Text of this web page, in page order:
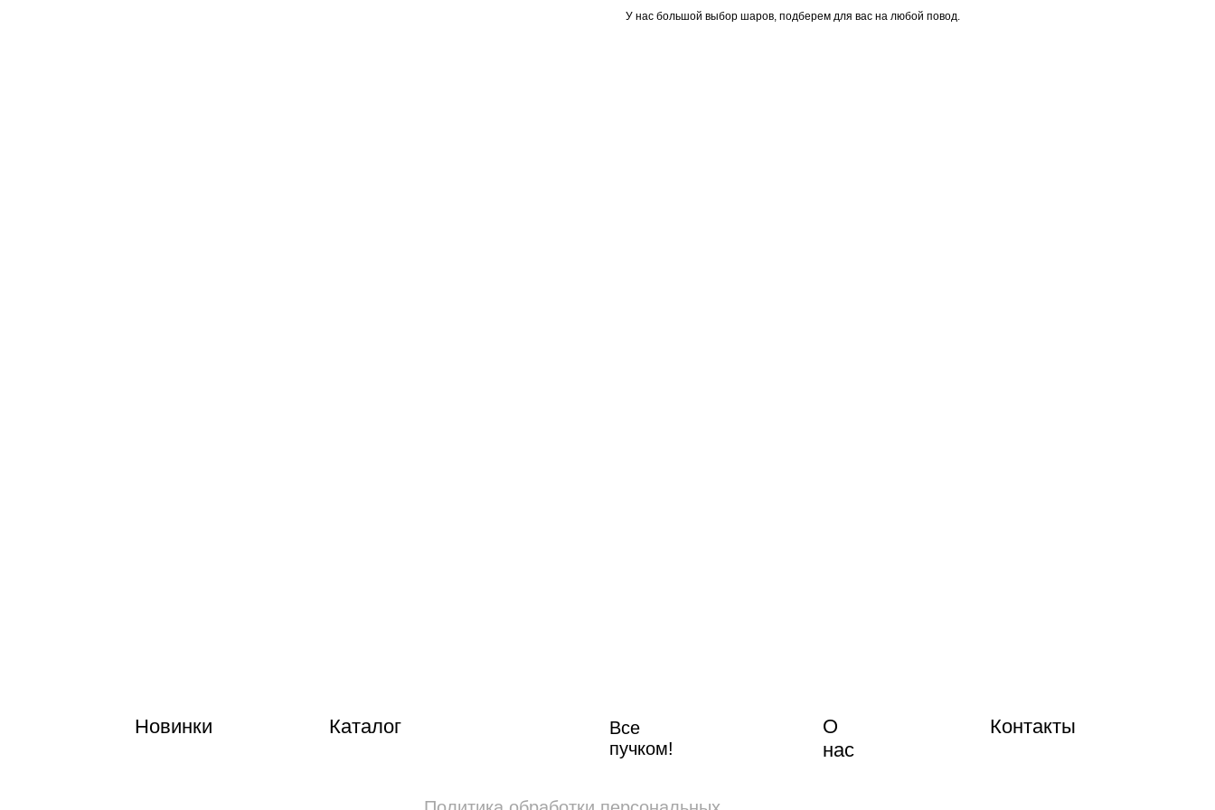
У нас большой выбор шаров, подберем для вас на любой повод.
Контакты
О
нас
Все
пучком!
Каталог
Новинки